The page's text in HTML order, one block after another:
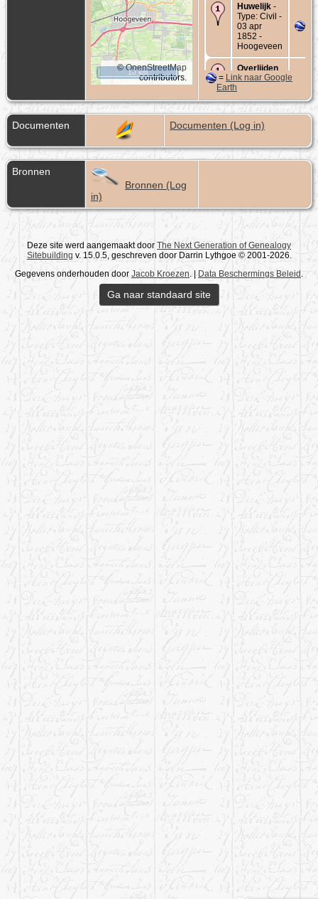
©OpenStreetMap
contributors.
10 km
Huwelijk -
Type: Civil -
03 apr
1852 -
Hoogeveen
Overlijden
- 28 jan
Hoogeveen
= Link naar Google
Earth
Documenten Documenten (Log in)
Bronnen
Bronnen (Log
in)
Deze site werd aangemaakt door The Next Generation of Genealogy
Sitebuilding v. 15.0.5, geschreven door Darrin Lythgoe © 2001-2026.
Gegevens onderhouden door Jacob Kroezen . | Data Beschermings Beleid
Ga naar standaard site